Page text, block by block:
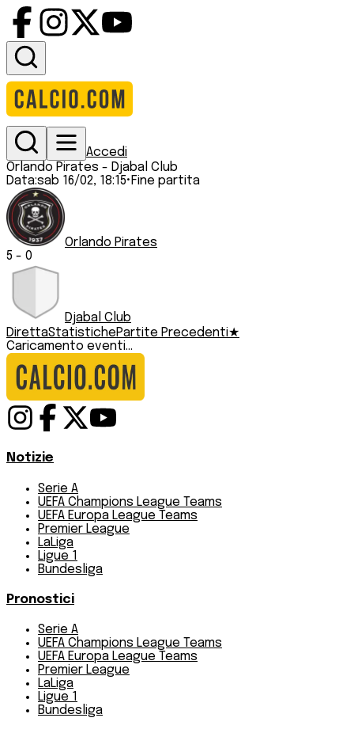
Accedi
Orlando Pirates - Djabal Club
Data:sab 16/02, 18:15• Fine partita
Orlando Pirates
5 - 0
Djabal Club
DirettaStatistichePartite Precedenti★
Caricamento eventi...
Notizie
Serie A
UEFA Champions League Teams
UEFA Europa League Teams
Premier League
LaLiga
Ligue 1
Bundesliga
Pronostici
Serie A
UEFA Champions League Teams
UEFA Europa League Teams
Premier League
LaLiga
Ligue 1
Bundesliga